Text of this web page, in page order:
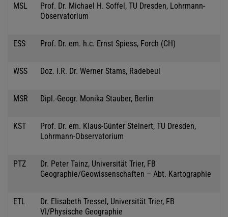
MSL
Prof. Dr. Michael H. Soffel, TU Dresden, Lohrmann-
Observatorium
ESS Prof. Dr. em. h.c. Ernst Spiess, Forch (CH)
WSS Doz. i.R. Dr. Werner Stams, Radebeul
MSR Dipl.-Geogr. Monika Stauber, Berlin
KST
Prof. Dr. em. Klaus-Günter Steinert, TU Dresden,
Lohrmann-Observatorium
PTZ
Dr. Peter Tainz, Universität Trier, FB
Geographie/Geowissenschaften – Abt. Kartographie
ETL
Dr. Elisabeth Tressel, Universität Trier, FB
VI/Physische Geographie